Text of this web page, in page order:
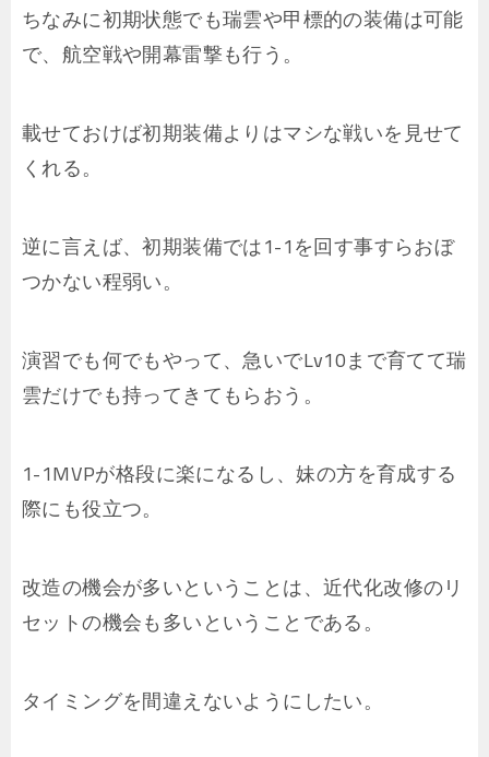
ちなみに初期状態でも瑞雲や甲標的の装備は可能
で、航空戦や開幕雷撃も行う。
載せておけば初期装備よりはマシな戦いを見せて
くれる。
逆に言えば、初期装備では1-1を回す事すらおぼ
つかない程弱い。
演習でも何でもやって、急いでLv10まで育てて瑞
雲だけでも持ってきてもらおう。
1-1MVPが格段に楽になるし、妹の方を育成する
際にも役立つ。
改造の機会が多いということは、近代化改修のリ
セットの機会も多いということである。
タイミングを間違えないようにしたい。